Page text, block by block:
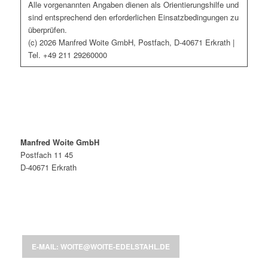
Alle vorgenannten Angaben dienen als Orientierungshilfe und
sind entsprechend den erforderlichen Einsatzbedingungen zu
überprüfen.
(c) 2026 Manfred Woite GmbH, Postfach, D-40671 Erkrath |
Tel. +49 211 29260000
Manfred Woite GmbH
Postfach 11 45
D-40671 Erkrath
E-MAIL: WOITE@WOITE-EDELSTAHL.DE